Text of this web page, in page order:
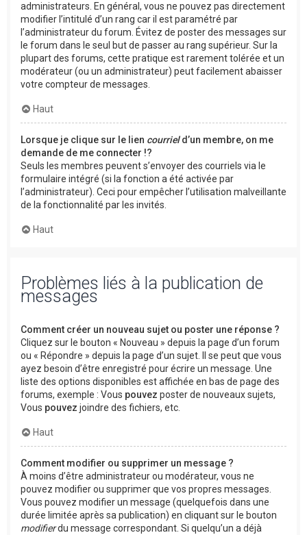
administrateurs. En général, vous ne pouvez pas directement
modifier l’intitulé d’un rang car il est paramétré par
l’administrateur du forum. Évitez de poster des messages sur
le forum dans le seul but de passer au rang supérieur. Sur la
plupart des forums, cette pratique est rarement tolérée et un
modérateur (ou un administrateur) peut facilement abaisser
votre compteur de messages.
Haut
Lorsque je clique sur le lien courrield’un membre, on me
demande de me connecter !?
Seuls les membres peuvent s’envoyer des courriels via le
formulaire intégré (si la fonction a été activée par
l’administrateur). Ceci pour empêcher l’utilisation malveillante
de la fonctionnalité par les invités.
Haut
Problèmes liés à la publication de
messages
Comment créer un nouveau sujet ou poster une réponse ?
Cliquez sur le bouton « Nouveau » depuis la page d’un forum
ou « Répondre » depuis la page d’un sujet. Il se peut que vous
ayez besoin d’être enregistré pour écrire un message. Une
liste des options disponibles est affichée en bas de page des
forums, exemple : Vous pouvez poster de nouveaux sujets,
Vous pouvez joindre des fichiers, etc.
Haut
Comment modifier ou supprimer un message ?
À moins d’être administrateur ou modérateur, vous ne
pouvez modifier ou supprimer que vos propres messages.
Vous pouvez modifier un message (quelquefois dans une
durée limitée après sa publication) en cliquant sur le bouton
modifierdu message correspondant. Si quelqu’un a déjà